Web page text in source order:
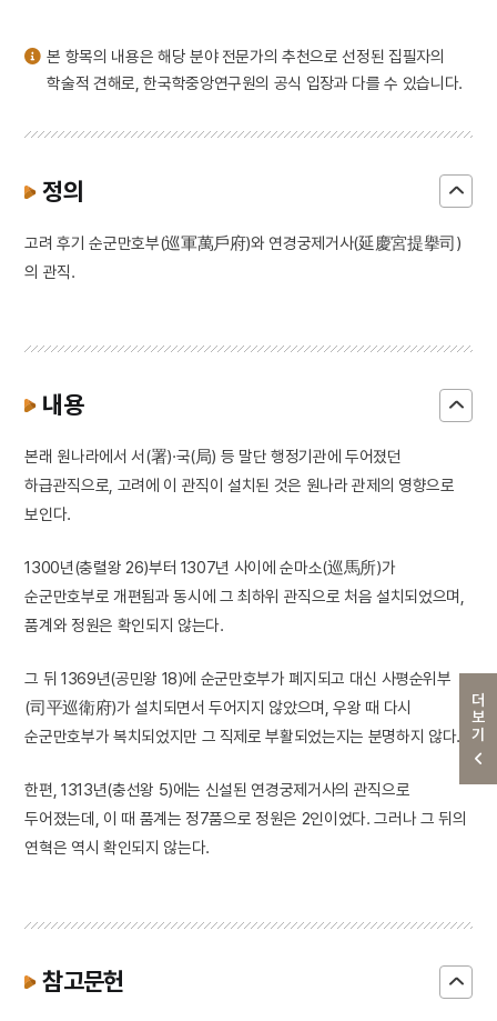
5 남강
6 노국대장공주
더보기
본 항목의 내용은 해당 분야 전문가의 추천으로 선정된 집필자의
학술적 견해로, 한국학중앙연구원의 공식 입장과 다를 수 있습니다.
정의
고려 후기 순군만호부(巡軍萬戶府)와 연경궁제거사(延慶宮提擧司)
의 관직.
내용
본래 원나라에서 서(署)·국(局) 등 말단 행정기관에 두어졌던
하급관직으로, 고려에 이 관직이 설치된 것은 원나라 관제의 영향으로
보인다.
1300년(충렬왕 26)부터 1307년 사이에 순마소(巡馬所)가
순군만호부로 개편됨과 동시에 그 최하위 관직으로 처음 설치되었으며,
품계와 정원은 확인되지 않는다.
그 뒤 1369년(공민왕 18)에 순군만호부가 폐지되고 대신 사평순위부
(司平巡衛府)가 설치되면서 두어지지 않았으며, 우왕 때 다시
순군만호부가 복치되었지만 그 직제로 부활되었는지는 분명하지 않다.
한편, 1313년(충선왕 5)에는 신설된 연경궁제거사의 관직으로
두어졌는데, 이 때 품계는 정7품으로 정원은 2인이었다. 그러나 그 뒤의
연혁은 역시 확인되지 않는다.
참고문헌